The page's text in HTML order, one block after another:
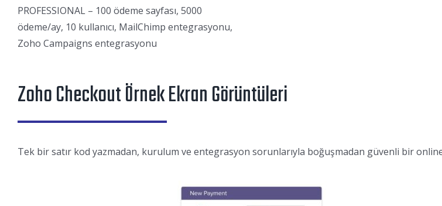
PROFESSIONAL – 100 ödeme sayfası, 5000
ödeme/ay, 10 kullanıcı, MailChimp entegrasyonu,
Zoho Campaigns entegrasyonu
Zoho Checkout Örnek Ekran Görüntüleri
Tek bir satır kod yazmadan, kurulum ve entegrasyon sorunlarıyla boğuşmadan güvenli bir